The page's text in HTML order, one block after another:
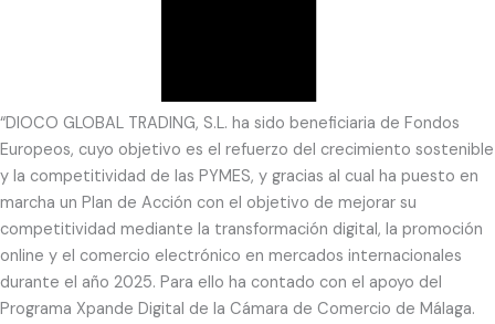
“DIOCO GLOBAL TRADING, S.L. ha sido beneficiaria de Fondos
Europeos, cuyo objetivo es el refuerzo del crecimiento sostenible
y la competitividad de las PYMES, y gracias al cual ha puesto en
marcha un Plan de Acción con el objetivo de mejorar su
competitividad mediante la transformación digital, la promoción
online y el comercio electrónico en mercados internacionales
durante el año 2025. Para ello ha contado con el apoyo del
Programa Xpande Digital de la Cámara de Comercio de Málaga.